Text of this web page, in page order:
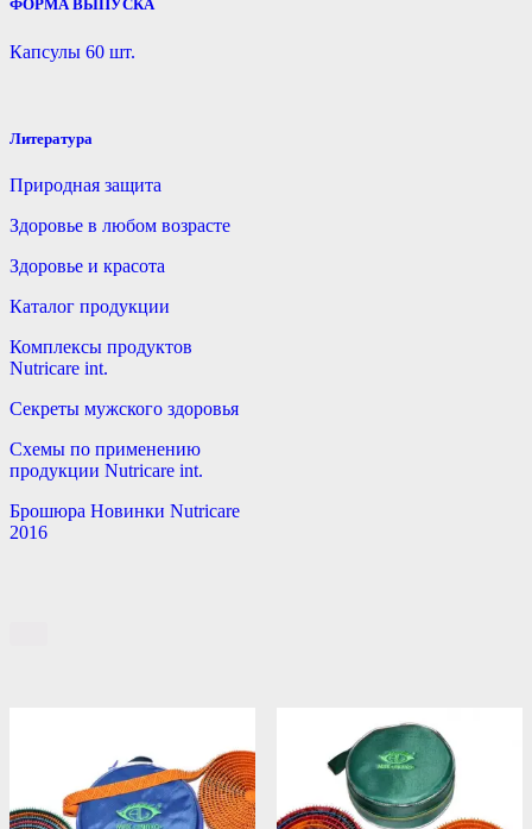
ФОРМА ВЫПУСКА
Капсулы 60 шт.
Литература
Природная защита
Здоровье в любом возрасте
Здоровье и красота
Каталог продукции
Комплексы продуктов
Nutricare int.
Секреты мужского здоровья
Схемы по применению
продукции Nutricare int.
Брошюра Новинки Nutricare
2016